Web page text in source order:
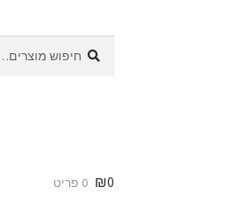
עבור:
₪0 0 פריט